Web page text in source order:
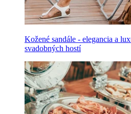
Kožené sandále - elegancia a
svadobných hostí